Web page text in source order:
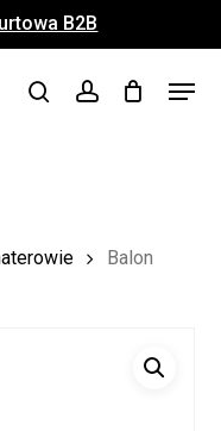
B2B
searchaccount
Menu
Close
Balon
Menu